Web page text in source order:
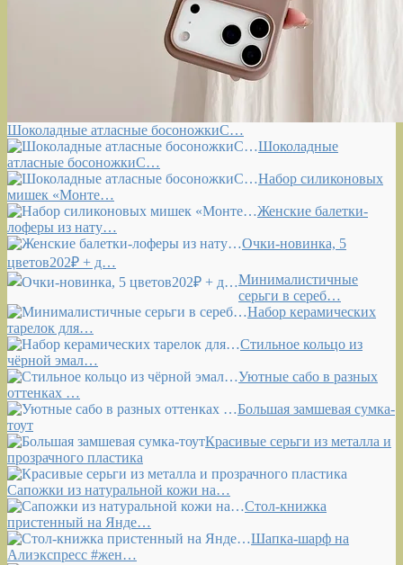
Шоколадные атласные босоножкиС…
Шоколадные
атласные босоножкиС…
Набор силиконовых
мишек «Монте…
Женские балетки-
лоферы из нату…
Очки-новинка, 5
цветов202₽ + д…
Минималистичные
серьги в сереб…
Набор керамических
тарелок для…
Стильное кольцо из
чёрной эмал…
Уютные сабо в разных
оттенках …
Большая замшевая сумка-
тоут
Красивые серьги из металла и
прозрачного пластика
Сапожки из натуральной кожи на…
Стол-книжка
пристенный на Янде…
Шапка-шарф на
Алиэкспресс #жен…